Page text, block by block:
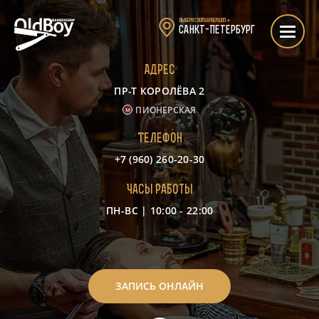
Выбери свой барбершоп:▼
Санкт-Петербург
Адрес
ПР-Т КОРОЛЁВА 2
ПИОНЕРСКАЯ
Телефон
+7 (960) 260-20-30
Часы работы
ПН-ВС | 10:00 - 22:00
ЗАПИСЬ ОНЛАЙН